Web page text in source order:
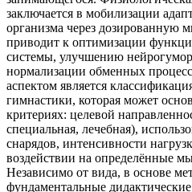
заключается в мобилизации
организма через дозированную
приводит к оптимизации
системы, улучшению
нормализации обменных
аспектом является
гимнастики, которая может
критериях: целевой
специальная, лечебная),
снарядов, интенсивности
воздействии на определённые
Независимо от вида, в основе
фундаментальные